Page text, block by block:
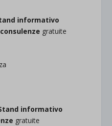
informativo
consulenze gratuite
informativo
gratuite